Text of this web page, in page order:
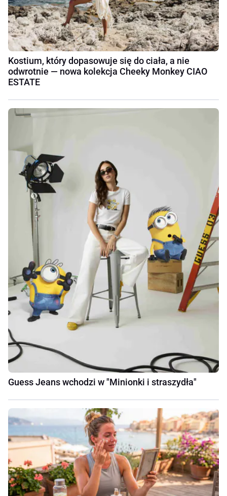
Kostium, który dopasowuje się do ciała, a nie
odwrotnie — nowa kolekcja Cheeky Monkey CIAO
ESTATE
Guess Jeans wchodzi w "Minionki i straszydła"